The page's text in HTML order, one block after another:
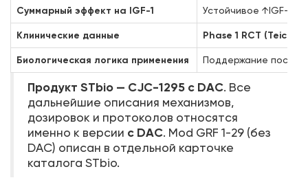
Суммарный эффект на IGF-1 Устойчивое ↑IGF-1
Клинические данные Phase 1 RCT
Биологическая логика применения Поддержание
Продукт STbio — CJC-1295 с DAC. Все
дальнейшие описания механизмов,
дозировок и протоколов относятся
именно к версии с DAC. Mod GRF 1-29 (без
DAC) описан в отдельной карточке
каталога STbio.